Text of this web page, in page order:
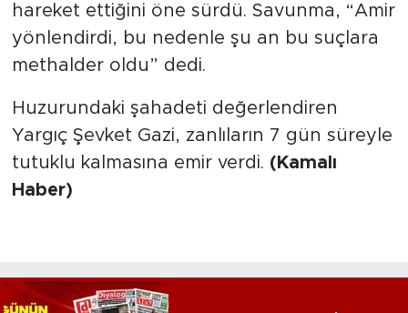
hareket ettiğini öne sürdü. Savunma, “Amir
yönlendirdi, bu nedenle şu an bu suçlara
methalder oldu” dedi.
Huzurundaki şahadeti değerlendiren
Yargıç Şevket Gazi, zanlıların 7 gün süreyle
tutuklu kalmasına emir verdi. (Kamalı
Haber)